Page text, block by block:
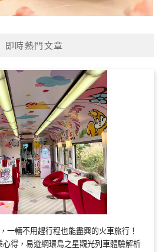
即時熱門文章
一輛不用趕行程也能盡興的火車旅行！
得，易遊網環島之星觀光列車體驗解析